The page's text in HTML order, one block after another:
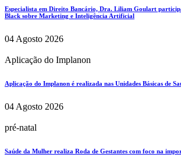
Especialista em Direito Bancário, Dra. Liliam Goulart
Black sobre Marketing e Inteligência Artificial
04 Agosto 2026
Aplicação do Implanon
Aplicação do Implanon é realizada nas Unidades Básicas de
04 Agosto 2026
pré-natal
Saúde da Mulher realiza Roda de Gestantes com foco na